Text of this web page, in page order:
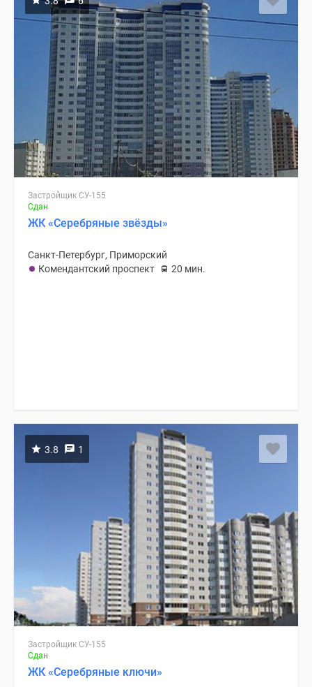
Застройщик СУ-155
Сдан
ЖК «Серебряные звёзды»
Санкт-Петербург, Приморский
Комендантский проспект
20 мин.
3.8 1
Застройщик СУ-155
Сдан
ЖК «Серебряные ключи»